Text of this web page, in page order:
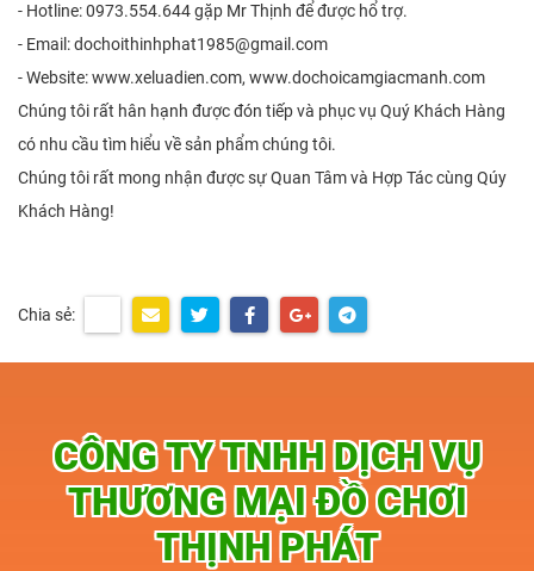
- Hotline: 0973.554.644 gặp Mr Thịnh để được hổ trợ.
- Email: dochoithinhphat1985@gmail.com
- Website: www.xeluadien.com, www.dochoicamgiacmanh.com
Chúng tôi rất hân hạnh được đón tiếp và phục vụ Quý Khách Hàng
có nhu cầu tìm hiểu về sản phẩm chúng tôi.
Chúng tôi rất mong nhận được sự Quan Tâm và Hợp Tác cùng Qúy
Khách Hàng!
Chia sẻ:
CÔNG TY TNHH DỊCH VỤ
THƯƠNG MẠI ĐỒ CHƠI
THỊNH PHÁT